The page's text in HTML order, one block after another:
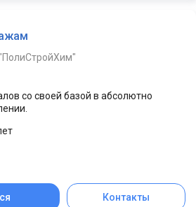
со своей базой в абсолютно
Контакты